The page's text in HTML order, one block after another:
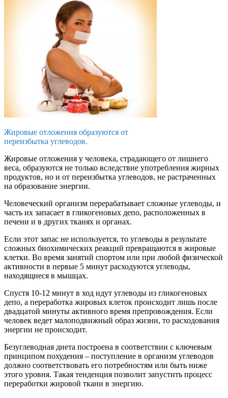
Жировые отложения образуются от
переизбытка углеводов.
Жировые отложения у человека, страдающего от лишнего
веса, образуются не только вследствие употребления жирных
продуктов, но и от переизбытка углеводов, не растраченных
на образование энергии.
Человеческий организм перерабатывает сложные углеводы, и
часть их запасает в гликогеновых депо, расположенных в
печени и в других тканях и органах.
Если этот запас не используется, то углеводы в результате
сложных биохимических реакций превращаются в жировые
клетки. Во время занятий спортом или при любой физической
активности в первые 5 минут расходуются углеводы,
находящиеся в мышцах.
Спустя 10-12 минут в ход идут углеводы из гликогеновых
депо, а переработка жировых клеток происходит лишь после
двадцатой минуты активного время препровождения. Если
человек ведет малоподвижный образ жизни, то расходования
энергии не происходит.
Безуглеводная диета построена в соответствии с ключевым
принципом похудения – поступление в организм углеводов
должно соответствовать его потребностям или быть ниже
этого уровня. Такая тенденция позволит запустить процесс
переработки жировой ткани в энергию.